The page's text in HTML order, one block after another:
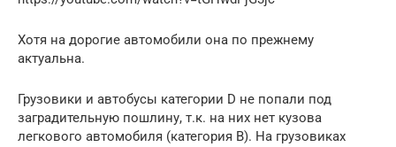
Хотя на дорогие автомобили она по прежнему
актуальна.
Грузовики и автобусы категории D не попали под
заградительную пошлину, т.к. на них нет кузова
легкового автомобиля (категория В). На грузовиках